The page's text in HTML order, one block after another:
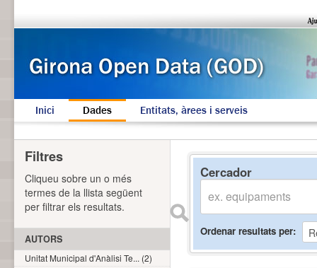
Inici Dades Entitats, àrees i serveis
Cercador
Ordenar resultats per
Filtres
Cliqueu sobre un o més
termes de la llista següent
per filtrar els resultats.
AUTORS
Unitat Municipal d'Anàlisi Te... (2)